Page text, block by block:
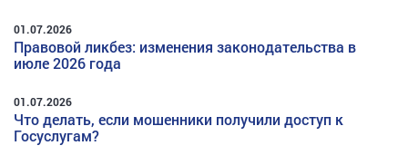
01.07.2026
Правовой ликбез: изменения законодательства в
июле 2026 года
01.07.2026
Что делать, если мошенники получили доступ к
Госуслугам?